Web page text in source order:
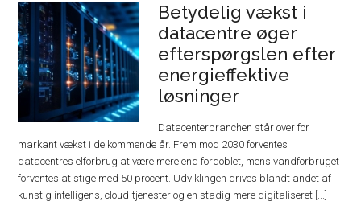
Betydelig vækst i
datacentre øger
efterspørgslen efter
energieffektive
løsninger
Datacenterbranchen står over for
markant vækst i de kommende år. Frem mod 2030 forventes
datacentres elforbrug at være mere end fordoblet, mens vandforbruget
forventes at stige med 50 procent. Udviklingen drives blandt andet af
kunstig intelligens, cloud-tjenester og en stadig mere digitaliseret [...]